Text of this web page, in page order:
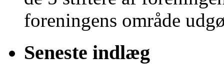
foreningens område
Seneste indlæg